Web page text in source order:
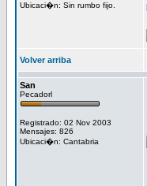
Ubicaci�n: Sin rumbo fijo.
Volver arriba
San
Pecadorl
Registrado: 02 Nov 2003
Mensajes: 826
Ubicaci�n: Cantabria